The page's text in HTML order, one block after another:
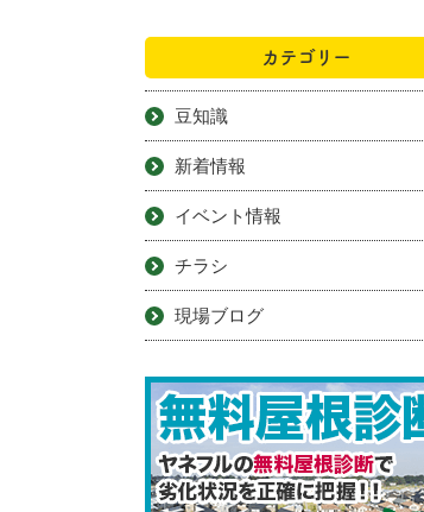
カテゴリー
豆知識
新着情報
イベント情報
チラシ
現場ブログ